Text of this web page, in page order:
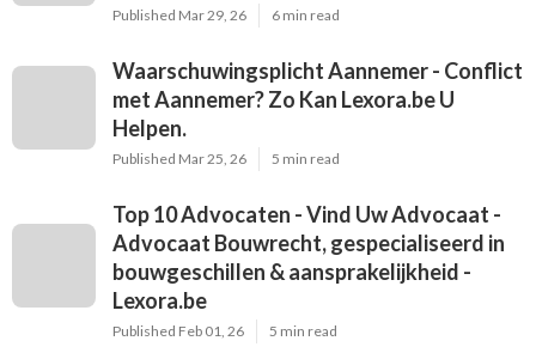
Published Mar 29, 26 6 min read
Waarschuwingsplicht Aannemer - Conflict
met Aannemer? Zo Kan Lexora.be U
Helpen.
Published Mar 25, 26 5 min read
Top 10 Advocaten - Vind Uw Advocaat -
Advocaat Bouwrecht, gespecialiseerd in
bouwgeschillen & aansprakelijkheid -
Lexora.be
Published Feb 01, 26 5 min read